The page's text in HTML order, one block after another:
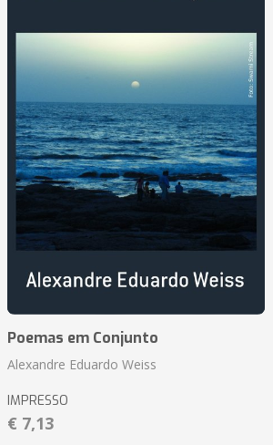
Poemas em Conjunto
Alexandre Eduardo Weiss
IMPRESSO
€ 7,13